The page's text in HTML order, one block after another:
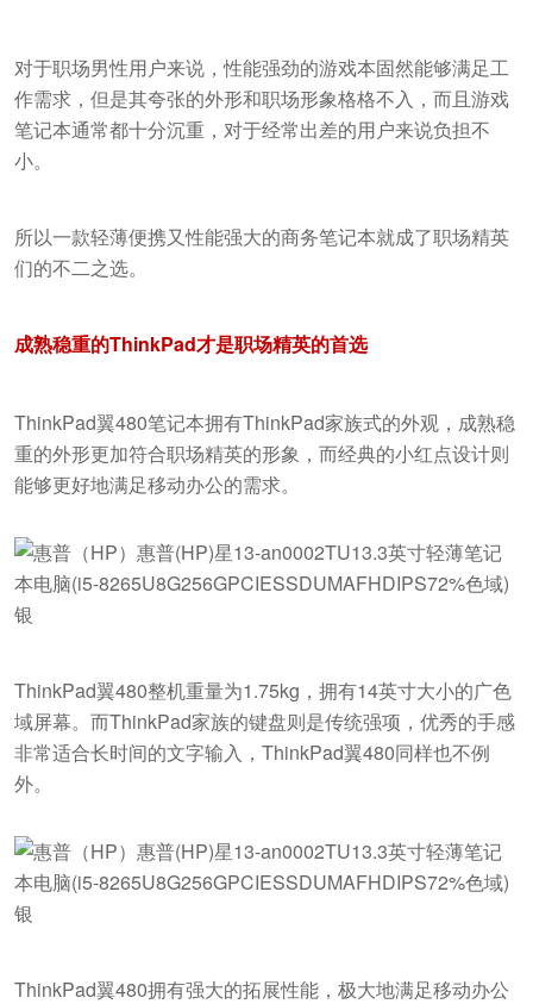
对于职场男性用户来说，性能强劲的游戏本固然能够满足工
作需求，但是其夸张的外形和职场形象格格不入，而且游戏
笔记本通常都十分沉重，对于经常出差的用户来说负担不
小。
所以一款轻薄便携又性能强大的商务笔记本就成了职场精英
们的不二之选。
成熟稳重的ThinkPad才是职场精英的首选
ThinkPad翼480笔记本拥有ThinkPad家族式的外观，成熟稳
重的外形更加符合职场精英的形象，而经典的小红点设计则
能够更好地满足移动办公的需求。
ThinkPad翼480整机重量为1.75kg，拥有14英寸大小的广色
域屏幕。而ThinkPad家族的键盘则是传统强项，优秀的手感
非常适合长时间的文字输入，ThinkPad翼480同样也不例
外。
ThinkPad翼480拥有强大的拓展性能，极大地满足移动办公